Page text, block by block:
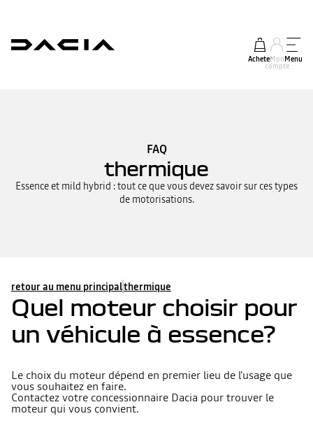
AcheterMon
compte
Menu
FAQ
thermique
Essence et mild hybrid : tout ce que vous devez savoir sur ces types
de motorisations.
retour au menu principalthermique
Quel moteur choisir pour
un véhicule à essence?
Le choix du moteur dépend en premier lieu de l'usage que
vous souhaitez en faire.
Contactez votre concessionnaire Dacia pour trouver le
moteur qui vous convient.